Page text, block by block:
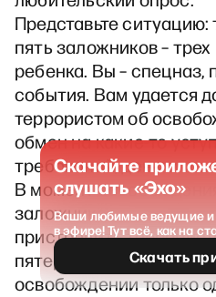
Представьте
пять заложников –
ребенка. Вы – спецназ,
события. Вам удается
террористом об
обмен на какие-то
требований, деньги или
В момент освобождения
заложника у вас
пристрелить
пятерых. Но у вас с
освобождении только
Скачайте
слушать «Эхо»
Ваши любимые ведущие
в эфире! Тут всё, как на
Скачать